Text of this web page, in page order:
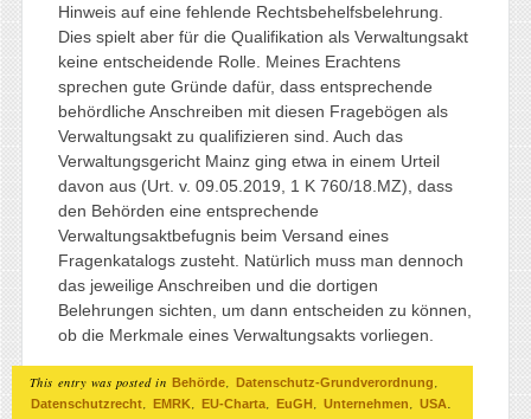
Hinweis auf eine fehlende Rechtsbehelfsbelehrung.
Dies spielt aber für die Qualifikation als Verwaltungsakt
keine entscheidende Rolle. Meines Erachtens
sprechen gute Gründe dafür, dass entsprechende
behördliche Anschreiben mit diesen Fragebögen als
Verwaltungsakt zu qualifizieren sind. Auch das
Verwaltungsgericht Mainz ging etwa in einem Urteil
davon aus (Urt. v. 09.05.2019, 1 K 760/18.MZ), dass
den Behörden eine entsprechende
Verwaltungsaktbefugnis beim Versand eines
Fragenkatalogs zusteht. Natürlich muss man dennoch
das jeweilige Anschreiben und die dortigen
Belehrungen sichten, um dann entscheiden zu können,
ob die Merkmale eines Verwaltungsakts vorliegen.
This entry was posted in Behörde, Datenschutz-Grundverordnung,
Datenschutzrecht, EMRK, EU-Charta, EuGH , Unternehmen, USA.